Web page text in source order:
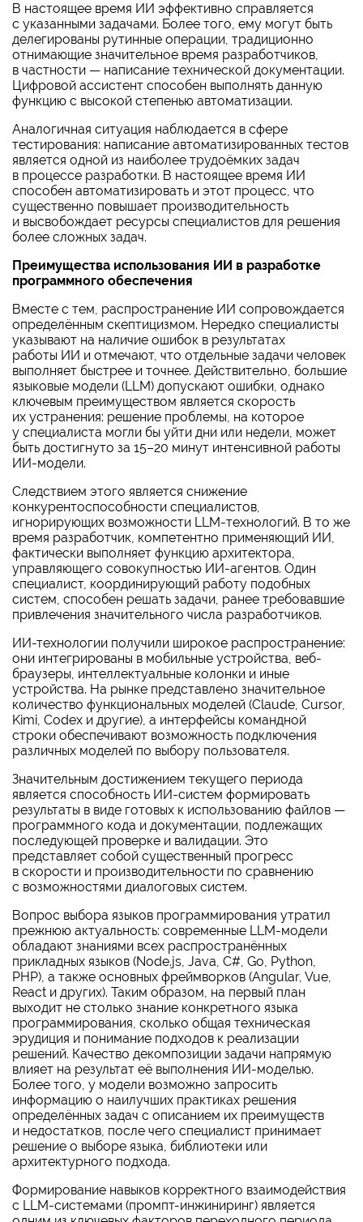
В настоящее время ИИ эффективно справляется
с указанными задачами. Более того, ему могут быть
делегированы рутинные операции, традиционно
отнимающие значительное время разработчиков,
в частности — написание технической документации.
Цифровой ассистент способен выполнять данную
функцию с высокой степенью автоматизации.
Аналогичная ситуация наблюдается в сфере
тестирования: написание автоматизированных тестов
является одной из наиболее трудоёмких задач
в процессе разработки. В настоящее время ИИ
способен автоматизировать и этот процесс, что
существенно повышает производительность
и высвобождает ресурсы специалистов для решения
более сложных задач.
Преимущества использования ИИ в разработке
программного обеспечения
Вместе с тем, распространение ИИ сопровождается
определённым скептицизмом. Нередко специалисты
указывают на наличие ошибок в результатах
работы ИИ и отмечают, что отдельные задачи человек
выполняет быстрее и точнее. Действительно, большие
языковые модели (LLM) допускают ошибки, однако
ключевым преимуществом является скорость
их устранения: решение проблемы, на которое
у специалиста могли бы уйти дни или недели, может
быть достигнуто за 15–20 минут интенсивной работы
ИИ-модели.
Следствием этого является снижение
конкурентоспособности специалистов,
игнорирующих возможности LLM-технологий. В то же
время разработчик, компетентно применяющий ИИ,
фактически выполняет функцию архитектора,
управляющего совокупностью ИИ-агентов. Один
специалист, координирующий работу подобных
систем, способен решать задачи, ранее требовавшие
привлечения значительного числа разработчиков.
ИИ-технологии получили широкое распространение:
они интегрированы в мобильные устройства, веб-
браузеры, интеллектуальные колонки и иные
устройства. На рынке представлено значительное
количество функциональных моделей (Claude, Cursor,
Kimi, Codex и другие), а интерфейсы командной
строки обеспечивают возможность подключения
различных моделей по выбору пользователя.
Значительным достижением текущего периода
является способность ИИ-систем формировать
результаты в виде готовых к использованию файлов —
программного кода и документации, подлежащих
последующей проверке и валидации. Это
представляет собой существенный прогресс
в скорости и производительности по сравнению
с возможностями диалоговых систем.
Вопрос выбора языков программирования утратил
прежнюю актуальность: современные LLM-модели
обладают знаниями всех распространённых
прикладных языков (Node.js, Java, C#, Go, Python,
PHP), а также основных фреймворков (Angular, Vue,
React и других). Таким образом, на первый план
выходит не столько знание конкретного языка
программирования, сколько общая техническая
эрудиция и понимание подходов к реализации
решений. Качество декомпозиции задачи напрямую
влияет на результат её выполнения ИИ-моделью.
Более того, у модели возможно запросить
информацию о наилучших практиках решения
определённых задач с описанием их преимуществ
и недостатков, после чего специалист принимает
решение о выборе языка, библиотеки или
архитектурного подхода.
Формирование навыков корректного взаимодействия
с LLM-системами (промпт-инжиниринг) является